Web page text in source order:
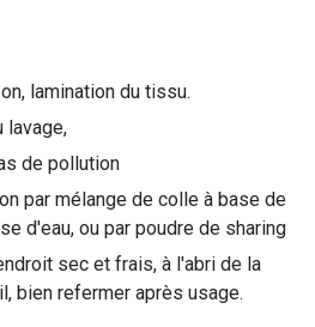
lamination du tissu.
lavage,
de pollution
par mélange de colle à base de
d'eau, ou par poudre de sharing
sec et frais, à l'abri de la
bien refermer après usage.